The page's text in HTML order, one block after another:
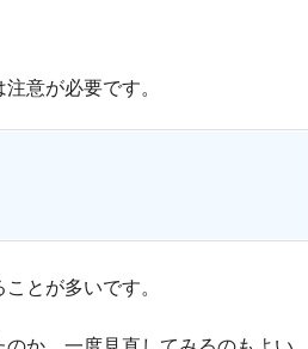
意が必要です。
とが多いです。